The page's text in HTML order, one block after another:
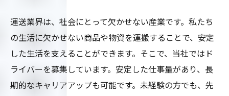
運送業界は、社会にとって欠かせない産業です。私たち
の生活に欠かせない商品や物資を運搬することで、安定
した生活を支えることができます。そこで、当社ではド
ライバーを募集しています。安定した仕事量があり、長
期的なキャリアアップも可能です。未経験の方でも、先